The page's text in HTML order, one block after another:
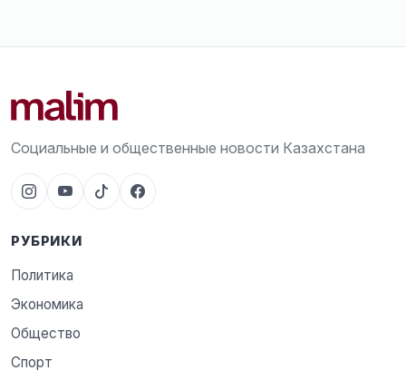
Социальные и общественные новости Казахстана
РУБРИКИ
Политика
Экономика
Общество
Спорт